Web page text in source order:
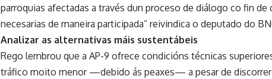
parroquias afectadas a través dun proceso de diálogo co fin
necesarias de maneira participada” reivindica o deputado do
Analizar as alternativas máis sustentábeis
Rego lembrou que a AP-9 ofrece condicións técnicas
tráfico moito menor —debido ás peaxes— a pesar de discorrer